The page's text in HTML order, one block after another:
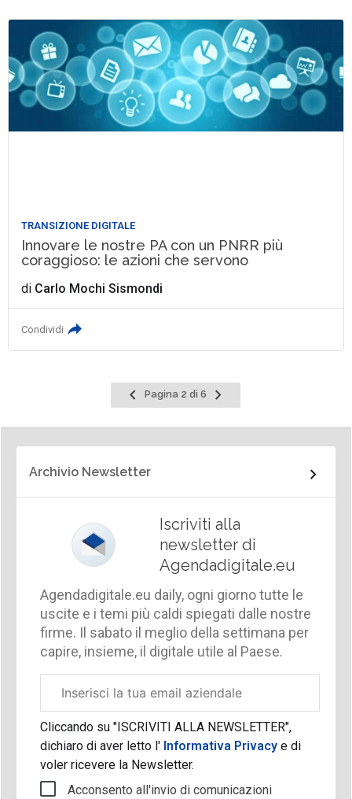
TRANSIZIONE DIGITALE
Innovare le nostre PA con un PNRR più
coraggioso: le azioni che servono
di Carlo Mochi Sismondi
Condividi
Pagina
precedente
Pagina 2 di 6
Pagina
successiva
Archivio Newsletter
Iscriviti alla
newsletter di
Agendadigitale.eu
Agendadigitale.eu daily, ogni giorno tutte le
uscite e i temi più caldi spiegati dalle nostre
firme. Il sabato il meglio della settimana per
capire, insieme, il digitale utile al Paese.
aziendale
Cliccando su "ISCRIVITI ALLA NEWSLETTER",
dichiaro di aver letto l'Informativa Privacy e di
voler ricevere la Newsletter.
Acconsento all'invio di comunicazioni